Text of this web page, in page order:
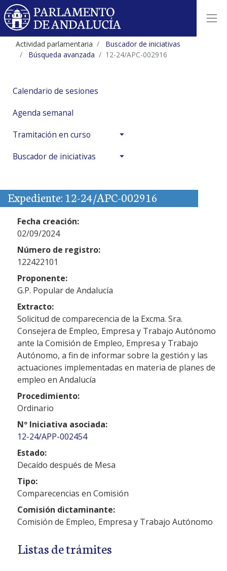
Actividad parlamentaria
Buscador de iniciativas
Búsqueda avanzada
12-24/APC-002916
Calendario de sesiones
Agenda semanal
Tramitación en curso
Buscador de iniciativas
Expediente: 12-24/APC-002916
Fecha creación:
02/09/2024
Número de registro:
122422101
Proponente:
G.P. Popular de Andalucía
Extracto:
Solicitud de comparecencia de la Excma. Sra.
Consejera de Empleo, Empresa y Trabajo Autónomo
ante la Comisión de Empleo, Empresa y Trabajo
Autónomo, a fin de informar sobre la gestión y las
actuaciones implementadas en materia de planes de
empleo en Andalucía
Procedimiento:
Ordinario
Nº Iniciativa asociada:
12-24/APP-002454
Estado:
Decaído después de Mesa
Tipo:
Comparecencias en Comisión
Comisión dictaminante:
Comisión de Empleo, Empresa y Trabajo Autónomo
Listas de trámites